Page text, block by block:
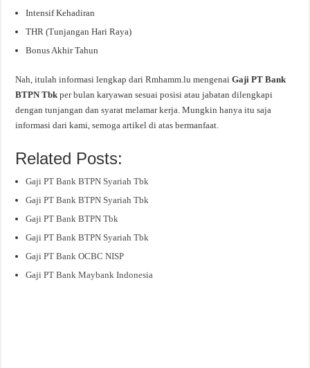
Intensif Kehadiran
THR (Tunjangan Hari Raya)
Bonus Akhir Tahun
Nah, itulah informasi lengkap dari Rmhamm.lu mengenaiGaji PT Bank
BTPN Tbkper bulan karyawan sesuai posisi atau jabatan dilengkapi
dengan tunjangan dan syarat melamar kerja. Mungkin hanya itu saja
informasi dari kami, semoga artikel di atas bermanfaat.
Related Posts:
Gaji PT Bank BTPN Syariah Tbk
Gaji PT Bank BTPN Syariah Tbk
Gaji PT Bank BTPN Tbk
Gaji PT Bank BTPN Syariah Tbk
Gaji PT Bank OCBC NISP
Gaji PT Bank Maybank Indonesia